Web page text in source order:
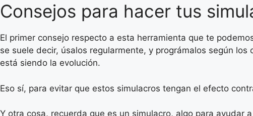
Consejos para hacer tus
El primer consejo respecto a esta herramienta que te
se suele decir, úsalos regularmente, y prográmalos según
está siendo la evolución.
Eso sí, para evitar que estos simulacros tengan el efecto
Y otra cosa, recuerda que es un simulacro, algo para ayudar